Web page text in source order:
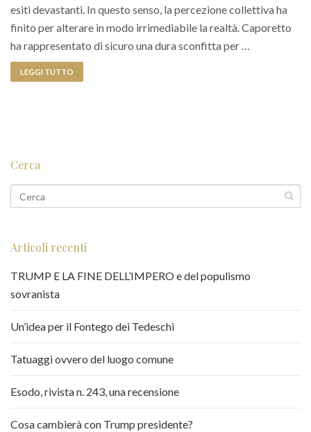
esiti devastanti. In questo senso, la percezione collettiva ha
finito per alterare in modo irrimediabile la realtà. Caporetto
ha rappresentato di sicuro una dura sconfitta per …
LEGGI TUTTO
Cerca
Articoli recenti
TRUMP E LA FINE DELL’IMPERO e del populismo
sovranista
Un’idea per il Fontego dei Tedeschi
Tatuaggi ovvero del luogo comune
Esodo, rivista n. 243, una recensione
Cosa cambierà con Trump presidente?